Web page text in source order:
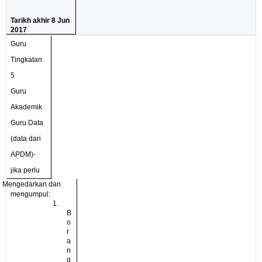
Tarikh akhir 8 Jun
2017
Guru
Tingkatan
5
Guru
Akademik
Guru Data
(data dari
APDM)-
jika perlu
Mengedarkan dan
mengumpul:
1.
B
o
r
a
n
g